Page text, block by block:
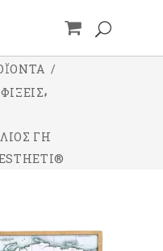
/
,
ΓΗ